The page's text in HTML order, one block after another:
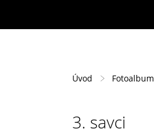
Úvod Fotoalbum
3. savci